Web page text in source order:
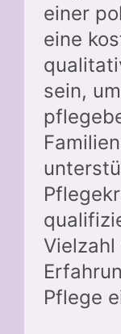
einer
eine
sein,
Vielzahl
Pflege